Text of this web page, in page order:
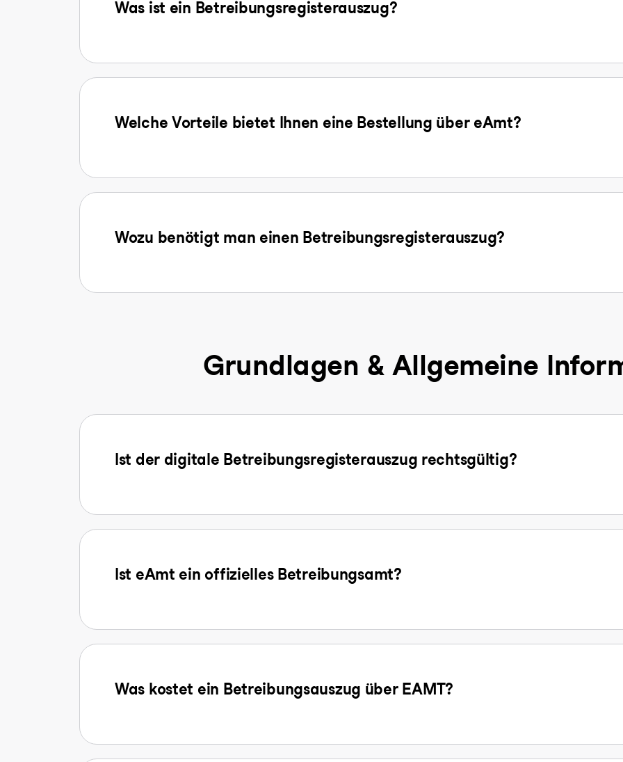
Was ist ein Betreibungsregisterauszug?
Welche Vorteile bietet Ihnen eine Bestellung über eAmt?
Wozu benötigt man einen Betreibungsregisterauszug?
Grundlagen & Allgemeine
Ist der digitale Betreibungsregisterauszug rechtsgültig?
Ist eAmt ein offizielles Betreibungsamt?
Was kostet ein Betreibungsauszug über EAMT?